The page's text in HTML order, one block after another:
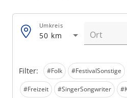
Filter: #Folk #FestivalSonstige
#Freizeit #SingerSongwriter
50 km
Umkreis